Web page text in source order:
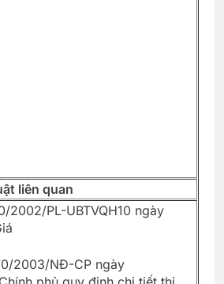
liên quan
2002/PL-UBTVQH10 ngày
2003/NĐ-CP ngày